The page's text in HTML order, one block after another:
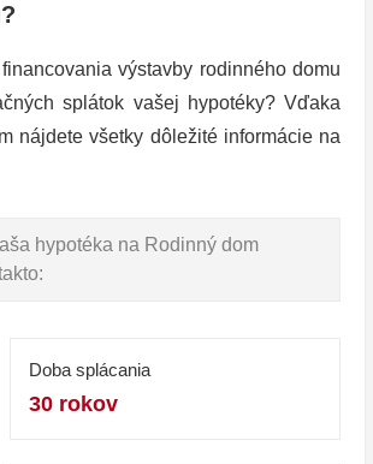
výstavby rodinného domu
splátok vašej hypotéky? Vďaka
nájdete všetky dôležité informácie na
hypotéka na Rodinný dom
Doba splácania
30 rokov